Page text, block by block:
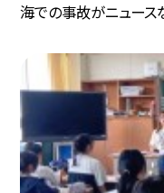
海での事故がニュース